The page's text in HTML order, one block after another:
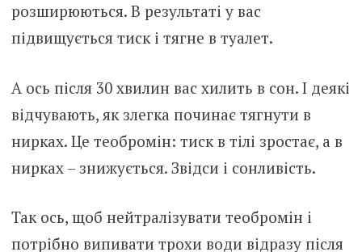
розширюються. В результаті у вас
підвищується тиск і тягне в туалет.
А ось після 30 хвилин вас хилить в сон. І деякі
відчувають, як злегка починає тягнути в
нирках. Це теобромін: тиск в тілі зростає, а в
нирках – знижується. Звідси і сонливість.
Так ось, щоб нейтралізувати теобромін і
потрібно випивати трохи води відразу після